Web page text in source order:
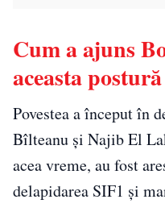
Cum a ajuns
aceasta postură
Povestea a început în
Bîlteanu și Najib El
acea vreme, au fost
delapidarea SIF1 și